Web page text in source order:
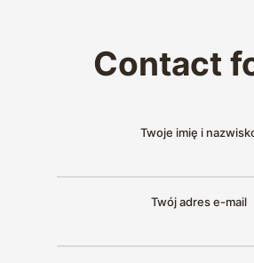
Contact
Twoje imię i
Twój adres e-mail